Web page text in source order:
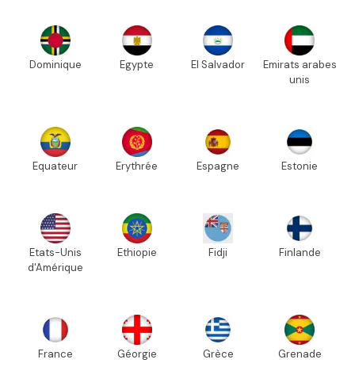
Dominique Egypte El Salvador
Emirats arabes
unis
Equateur Erythrée Espagne Estonie
Etats-Unis
d'Amérique
Ethiopie Fidji Finlande
France Géorgie Grèce Grenade